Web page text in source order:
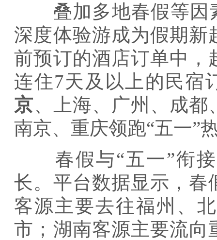
叠加多地春假等因
深度体验游成为假期新
前预订的酒店订单中，
连住7天及以上的民宿
京、上海、广州、成
南京、重庆领跑“五一”
春假与“五一”衔接
长。平台数据显示，春
客源主要去往福州、
市；湖南客源主要流向